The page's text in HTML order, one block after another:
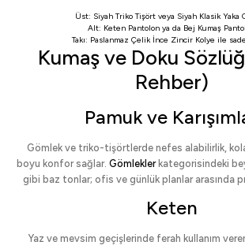
Üst: Siyah Triko Tişörtveya Siyah Klasik Yaka
Alt: Keten Pantolon ya da Bej Kumaş
Takı: Paslanmaz Çelik İnce Zincir Kolye ile
Kumaş ve Doku
Rehber)
Pamuk ve
Gömlek ve triko-tişörtlerde nefes alabilirlik,
boyu konfor sağlar. Gömleklerkategorisindeki
gibi baz tonlar; ofis ve günlük planlar arasında
Keten
Yaz ve mevsim geçişlerinde ferah kullanım